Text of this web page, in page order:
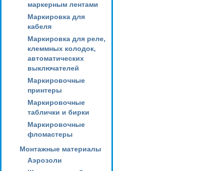
маркерным лентами
Маркировка для
кабеля
Маркировка для реле,
клеммных колодок,
автоматических
выключателей
Маркировочные
принтеры
Маркировочные
таблички и бирки
Маркировочные
фломастеры
Монтажные материалы
Аэрозоли